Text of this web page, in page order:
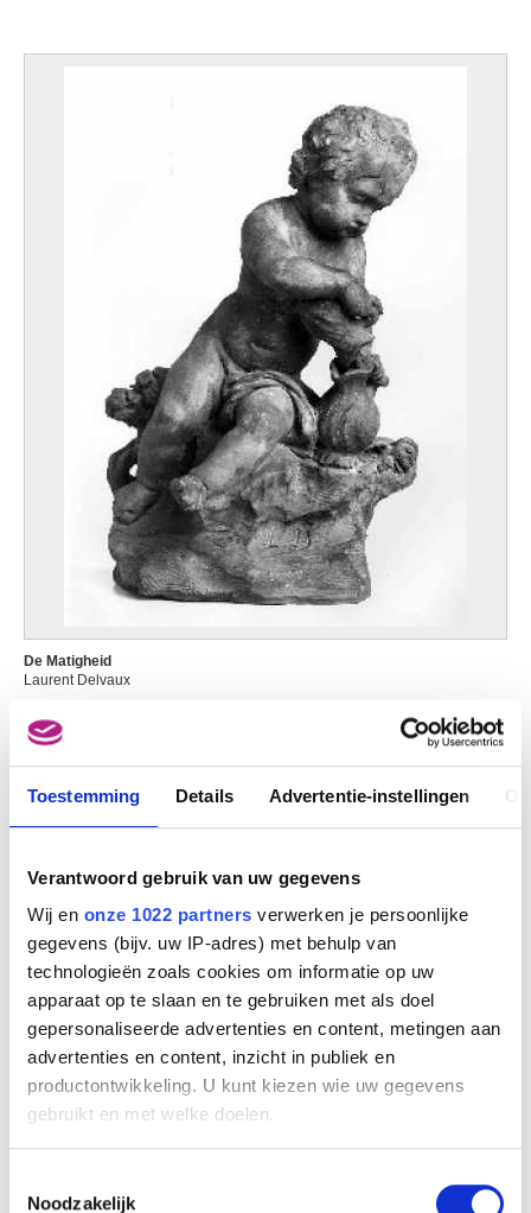
Toestemming Details Advertentie-instellingen
Verantwoord gebruik van uw gegevens
Wij en onze 1022 partners verwerken je persoonlijke
gegevens (bijv. uw IP-adres) met behulp van
technologieën zoals cookies om informatie op uw
apparaat op te slaan en te gebruiken met als doel
gepersonaliseerde advertenties en content, metingen aan
advertenties en content, inzicht in publiek en
productontwikkeling. U kunt kiezen wie uw gegevens
gebruikt en met welke doelen.
Informatie verzamelen over uw geografische
Noodzakelijk
De Matigheid
Laurent Delvaux
De Oorlog
Laurent Delvaux